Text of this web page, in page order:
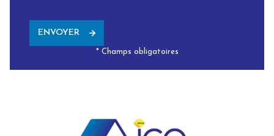
ENVOYER
* Champs obligatoires